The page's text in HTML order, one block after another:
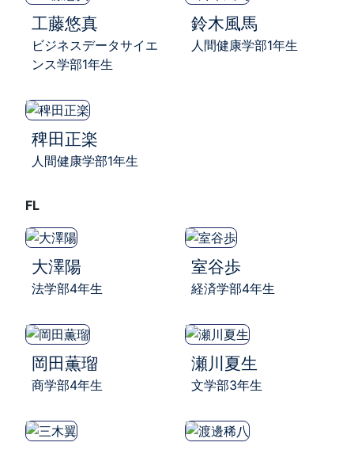
工藤悠真
ビジネスデータサイエ
ンス学部1年生
鈴木風馬
人間健康学部1年生
稗田正楽
人間健康学部1年生
FL
大澤陽
法学部4年生
室谷歩
経済学部4年生
岡田薫瑠
商学部4年生
瀬川夏生
文学部3年生